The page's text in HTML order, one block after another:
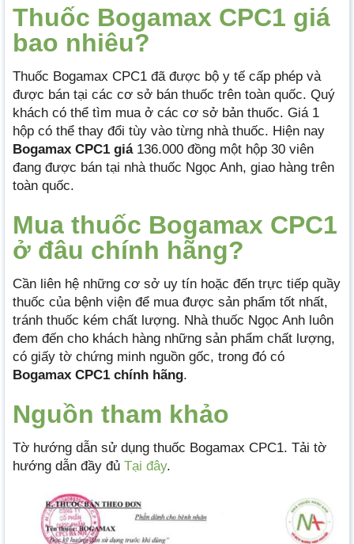
Thuốc Bogamax CPC1 giá
bao nhiêu?
Thuốc Bogamax CPC1 đã được bộ y tế cấp phép và
được bán tại các cơ sở bán thuốc trên toàn quốc. Quý
khách có thể tìm mua ở các cơ sở bản thuốc. Giá 1
hộp có thể thay đổi tùy vào từng nhà thuốc. Hiện nay
Bogamax CPC1 giá136.000 đồng một hộp 30 viên
đang được bán tại nhà thuốc Ngọc Anh, giao hàng trên
toàn quốc.
Mua thuốc Bogamax CPC1
ở đâu chính hãng?
Cần liên hệ những cơ sở uy tín hoặc đến trực tiếp quầy
thuốc của bệnh viện để mua được sản phẩm tốt nhất,
tránh thuốc kém chất lượng. Nhà thuốc Ngọc Anh luôn
đem đến cho khách hàng những sản phẩm chất lượng,
có giấy tờ chứng minh nguồn gốc, trong đó có
Bogamax CPC1 chính hãng.
Nguồn tham khảo
Tờ hướng dẫn sử dụng thuốc Bogamax CPC1. Tải tờ
hướng dẫn đầy đủ Tại đây.